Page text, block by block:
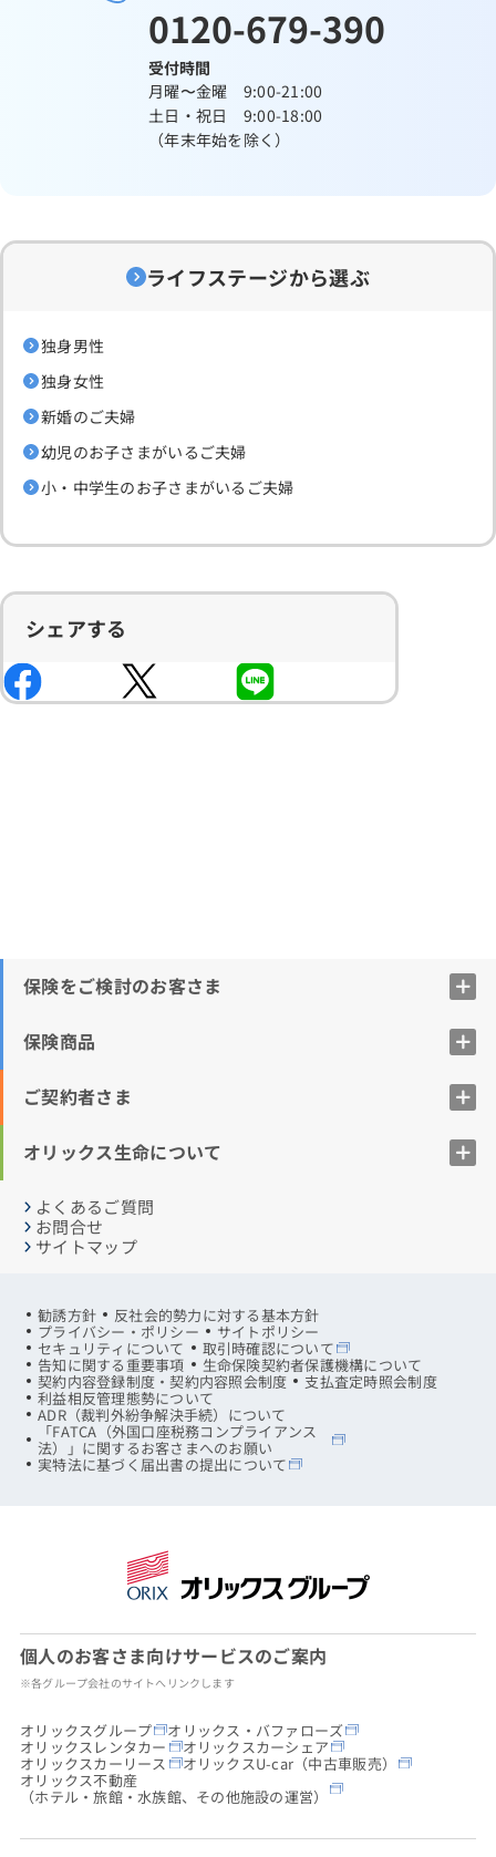
0120-679-390
受付時間
月曜〜金曜 9:00-21:00
土日・祝日 9:00-18:00
（年末年始を除く）
ライフステージから選ぶ
独身男性
独身女性
新婚のご夫婦
幼児のお子さまがいるご夫婦
小・中学生のお子さまがいるご夫婦
シェアする
保険をご検討のお客さま
保険商品
ご契約者さま
オリックス生命について
よくあるご質問
お問合せ
サイトマップ
勧誘方針 反社会的勢力に対する基本方針
プライバシー・ポリシー サイトポリシー
セキュリティについて 取引時確認について
告知に関する重要事項 生命保険契約者保護機構について
契約内容登録制度・契約内容照会制度 支払査定時照会制度
利益相反管理態勢について
ADR（裁判外紛争解決手続）について
「FATCA（外国口座税務コンプライアンス
法）」に関するお客さまへのお願い
実特法に基づく届出書の提出について
個人のお客さま向けサービスのご案内
※各グループ会社のサイトへリンクします
オリックスグループ オリックス・バファローズ
オリックスレンタカー オリックスカーシェア
オリックスカーリース オリックスU-car（中古車販売）
オリックス不動産
（ホテル・旅館・水族館、その他施設の運営）